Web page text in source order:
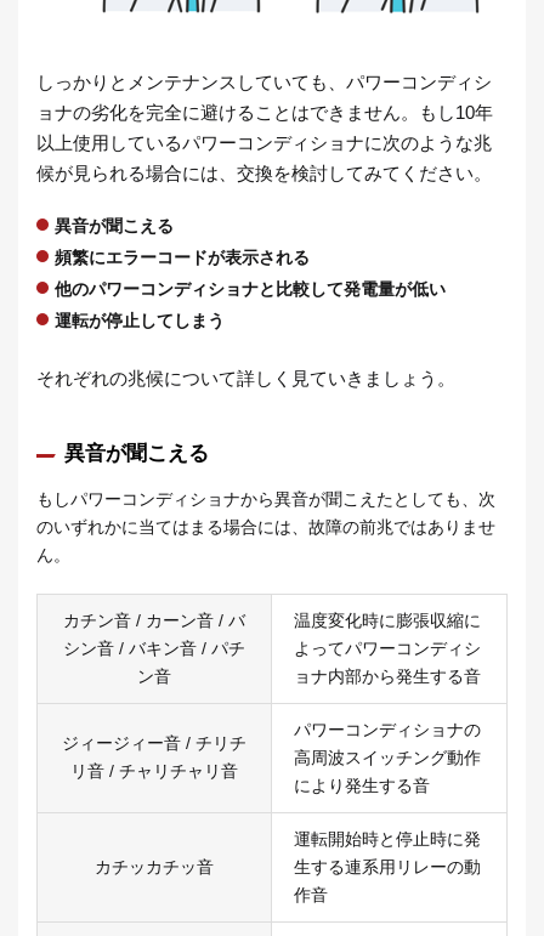
しっかりとメンテナンスしていても、パワーコンディシ
ョナの劣化を完全に避けることはできません。もし10年
以上使用しているパワーコンディショナに次のような兆
候が見られる場合には、交換を検討してみてください。
異音が聞こえる
頻繁にエラーコードが表示される
他のパワーコンディショナと比較して発電量が低い
運転が停止してしまう
それぞれの兆候について詳しく見ていきましょう。
異音が聞こえる
もしパワーコンディショナから異音が聞こえたとしても、次
のいずれかに当てはまる場合には、故障の前兆ではありませ
ん。
カチン音 / カーン音 / バ
シン音 / バキン音 / パチ
ン音
温度変化時に膨張収縮に
よってパワーコンディシ
ョナ内部から発生する音
ジィージィー音 / チリチ
リ音 / チャリチャリ音
パワーコンディショナの
高周波スイッチング動作
により発生する音
カチッカチッ音
運転開始時と停止時に発
生する連系用リレーの動
作音